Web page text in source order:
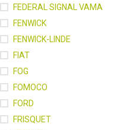
FEDERAL SIGNAL VAMA
FENWICK
FENWICK-LINDE
FIAT
FOG
FOMOCO
FORD
FRISQUET